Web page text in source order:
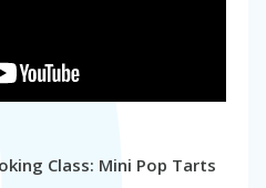
Class: Mini Pop Tarts